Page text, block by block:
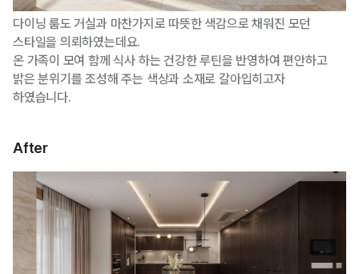
다이닝 룸도 거실과 마찬가지로 따뜻한 색감으로 채워진 모던
스타일을 의뢰하였는데요.
온 가족이 모여 함께 식사 하는 건강한 루틴을 반영하여 편안하고
밝은 분위기를 조성해 주는 색상과 소재로 갈아입히고자
하였습니다.
After